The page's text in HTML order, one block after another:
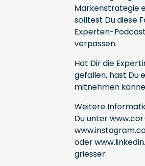
Markenstrategie
solltest Du diese
Experten-
verpassen.
Hat Dir die
gefallen, hast Du
mitnehmen
Weitere
Du unter
oder
griesser.